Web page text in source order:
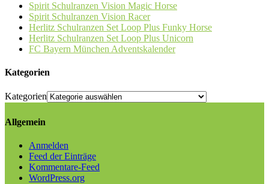
Spirit Schulranzen Vision Magic Horse
Spirit Schulranzen Vision Racer
Herlitz Schulranzen Set Loop Plus Funky Horse
Herlitz Schulranzen Set Loop Plus Unicorn
FC Bayern München Adventskalender
Kategorien
Kategorien
Allgemein
Anmelden
Feed der Einträge
Kommentare-Feed
WordPress.org